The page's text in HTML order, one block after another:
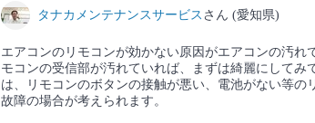
タナカメンテナンスサービス さん (愛知県)
エアコンのリモコンが効かない原因がエアコンの汚れ
モコンの受信部が汚れていれば、まずは綺麗にしてみ
は、リモコンのボタンの接触が悪い、電池がない等の
故障の場合が考えられます。